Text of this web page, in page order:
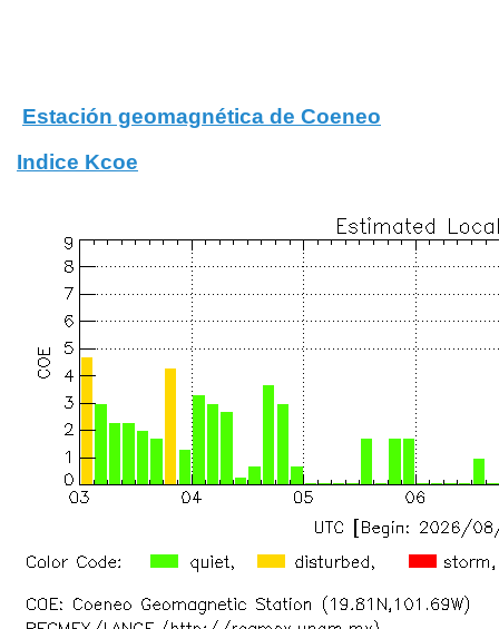
Estación geomagnética de Coeneo
Indice Kcoe